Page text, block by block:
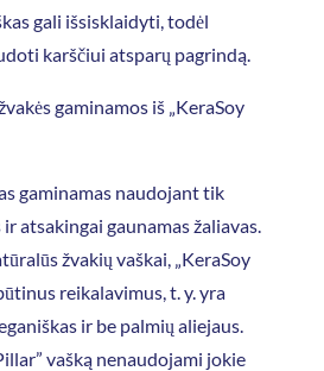
gali išsisklaidyti, todėl
karščiui atsparų pagrindą.
gaminamos iš „KeraSoy
gaminamas naudojant tik
atsakingai gaunamas žaliavas.
žvakių vaškai, „KeraSoy
reikalavimus, t. y. yra
ir be palmių aliejaus.
vašką nenaudojami jokie